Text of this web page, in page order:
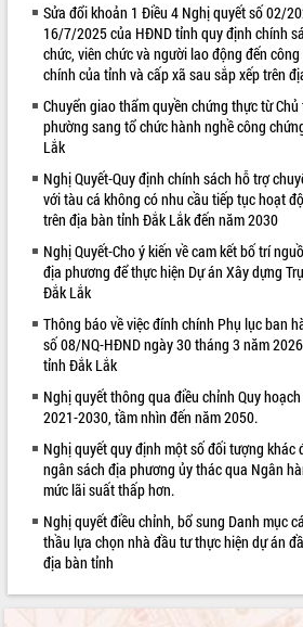
Sửa đổi khoản 1 Điều 4 Nghị quyết số 02/
16/7/2025 của HĐND tỉnh quy định chính
chức, viên chức và người lao động đến
chính của tỉnh và cấp xã sau sắp xếp trên
Chuyển giao thẩm quyền chứng thực từ
phường sang tổ chức hành nghề công
Lắk
Nghị Quyết-Quy định chính sách hỗ trợ
với tàu cá không có nhu cầu tiếp tục hoạt
trên địa bàn tỉnh Đắk Lắk đến năm 2030
Nghị Quyết-Cho ý kiến về cam kết bố trí
địa phương để thực hiện Dự án Xây dựng
Đắk Lắk
Thông báo về việc đính chính Phụ lục ban
số 08/NQ-HĐND ngày 30 tháng 3 năm
tỉnh Đắk Lắk
Nghị quyết thông qua điều chỉnh Quy
2021-2030, tầm nhìn đến năm 2050.
Nghị quyết quy định một số đối tượng khác
ngân sách địa phương ủy thác qua Ngân
mức lãi suất thấp hơn.
Nghị quyết điều chỉnh, bổ sung Danh mục
thầu lựa chọn nhà đầu tư thực hiện dự án
địa bàn tỉnh